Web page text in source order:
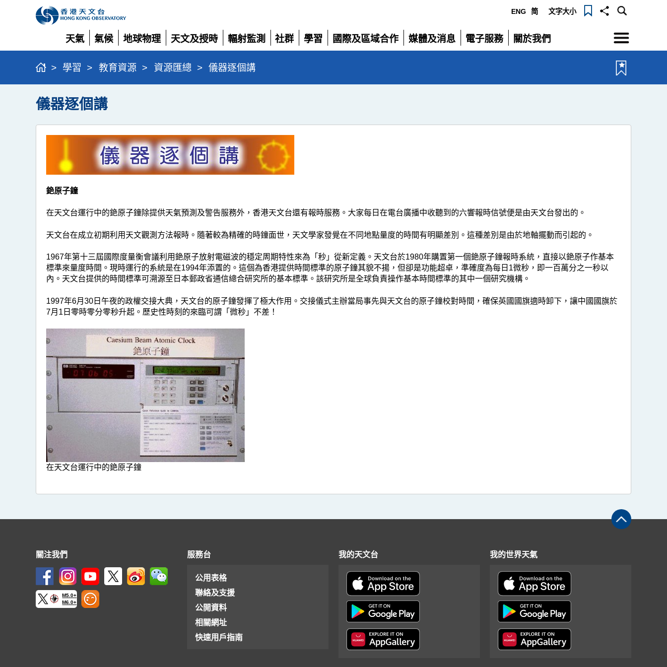
ENG 简 文字大小
天氣
展
開
氣候
展
開
地球物理
展
開
天文及授時
展
開
輻射監測
展
開
社群
展
學習
展
國際及區域合作
展
媒體及消息
展
電子服務
展
關於我們
展
選
單
> 學習 > 教育資源 > 資源匯總 > 儀器逐個講
儀器逐個講
銫原子鐘
在天文台運行中的銫原子鐘除提供天氣預測及警告服務外，香港天文台還有報時服務。大家每日在電台廣播中收聽到的六響報時信號便是由天文台發出的。
天文台在成立初期利用天文觀測方法報時。隨著較為精確的時鐘面世，天文學家發覺在不同地點量度的時間有明顯差別。這種差別是由於地軸擺動而引起的。
1967年第十三屆國際度量衡會議利用銫原子放射電磁波的穩定周期特性來為「秒」從新定義。天文台於1980年購置第一個銫原子鐘報時系統，直接以銫原子作基本
標準來量度時間。現時運行的系統是在1994年添置的。這個為香港提供時間標準的原子鐘其貌不揚，但卻是功能超卓，準確度為每日1微秒，即一百萬分之一秒以
內。天文台提供的時間標準可溯源至日本郵政省通信總合研究所的基本標準。該研究所是全球負責操作基本時間標準的其中一個研究機構。
1997年6月30日午夜的政權交接大典，天文台的原子鐘發揮了極大作用。交接儀式主辦當局事先與天文台的原子鐘校對時間，確保英國國旗適時卸下，讓中國國旗於
7月1日零時零分零秒升起。歷史性時刻的來臨可謂「微秒」不差！
在天文台運行中的銫原子鐘
關注我們
M5.0+
M6.0+
服務台
公用表格
聯絡及支援
公開資料
相關網址
快速用戶指南
我的天文台 我的世界天氣